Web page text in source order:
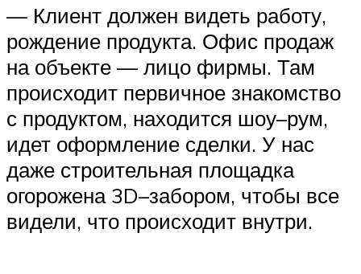
— Клиент должен видеть работу,
рождение продукта. Офис продаж
на объекте — лицо фирмы. Там
происходит первичное знакомство
с продуктом, находится шоу–рум,
идет оформление сделки. У нас
даже строительная площадка
огорожена 3D–забором, чтобы все
видели, что происходит внутри.